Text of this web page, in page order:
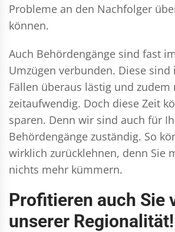
Probleme an den Nachfolger
können.
Auch Behördengänge sind fast
Umzügen verbunden. Diese
Fällen überaus lästig und zudem
zeitaufwendig. Doch diese Zeit
sparen. Denn wir sind auch für
Behördengänge zuständig. So
wirklich zurücklehnen, denn Sie
nichts mehr kümmern.
Profitieren auch Sie
unserer Regionalität!